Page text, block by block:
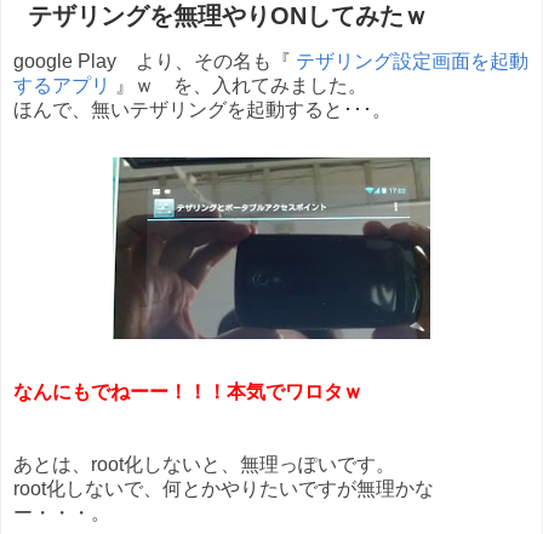
テザリングを無理やりONしてみたｗ
google Play より、その名も『 テザリング設定画面を起動
するアプリ
』ｗ を、入れてみました。
ほんで、無いテザリングを起動すると･･･。
なんにもでねーー！！！本気でワロタｗ
あとは、root化しないと、無理っぽいです。
root化しないで、何とかやりたいですが無理かな
ー・・・。